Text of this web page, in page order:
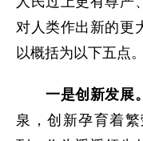
对人类作出新的更
以概括为以下五点。
一是创新发展
泉，创新孕育着